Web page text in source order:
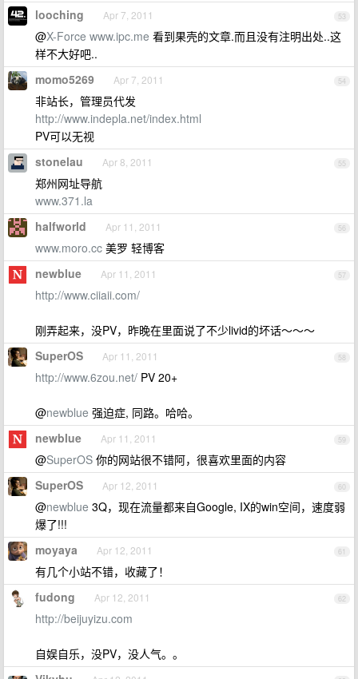
53
looching Apr 7, 2011
@X-Force www.ipc.me 看到果壳的文章.而且没有注明出处..这
样不大好吧..
54
momo5269 Apr 7, 2011
非站长，管理员代发
http://www.indepla.net/index.html
PV可以无视
55
stonelau Apr 8, 2011
郑州网址导航
www.371.la
56
halfworld Apr 11, 2011
www.moro.cc 美罗 轻博客
57
newblue Apr 11, 2011
http://www.ciiaii.com/
刚弄起来，没PV，昨晚在里面说了不少livid的坏话～～～
58
SuperOS Apr 11, 2011
http://www.6zou.net/ PV 20+
@newblue 强迫症, 同路。哈哈。
59
newblue Apr 11, 2011
@SuperOS 你的网站很不错阿，很喜欢里面的内容
60
SuperOS Apr 12, 2011
@newblue 3Q，现在流量都来自Google, IX的win空间，速度弱
爆了!!!
61
moyaya Apr 12, 2011
有几个小站不错，收藏了！
62
fudong Apr 12, 2011
http://beijuyizu.com
自娱自乐，没PV，没人气。。